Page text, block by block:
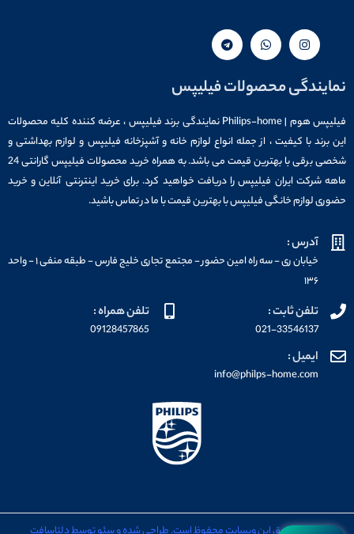
نمایندگی محصولات فیلیپس
فیلیپس هوم | Philips-home نمایندگی برند فیلیپس ، عرضه کننده کلیه محصولات
این برند با کیفیت ، از جمله انواع لوازم خانه و آشپزخانه فیلیپس و لوازم بهداشتی و
شخصی برقی با بهترین قیمت می باشد. به همراه خرید محصولات فیلیپس گارانتی 24
ماهه شرکت ایران فیلیپس را دریافت خواهید کرد. برای خرید اینترنتی آنلاین و خرید
حضوری لوازم خانگی فیلیپس با بهترین قیمت با ما در تماس باشید.
آدرس :
خیابان ری - سه راه امین حضور - مجتمع تجاری خلیج فارس - طبقه منفی ۱ - واحد
۱۳۶
تلفن ثابت :
021-33546137
تلفن همراه :
09128457865
ایمیل :
info@philps-home.com